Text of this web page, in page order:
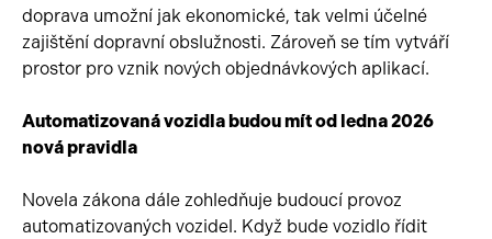
doprava umožní jak ekonomické, tak velmi účelné
zajištění dopravní obslužnosti. Zároveň se tím vytváří
prostor pro vznik nových objednávkových aplikací.
Automatizovaná vozidla budou mít od ledna 2026
nová pravidla
Novela zákona dále zohledňuje budoucí provoz
automatizovaných vozidel. Když bude vozidlo řídit